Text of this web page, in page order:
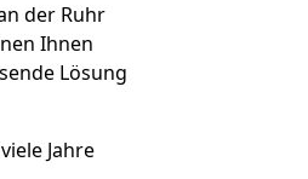
der Ruhr
Ihnen
Lösung
Jahre